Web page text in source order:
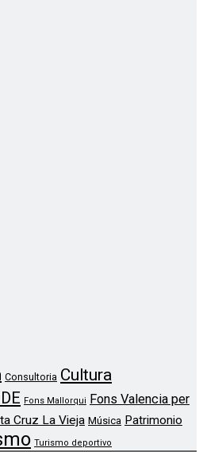
Consultoria Cultura
Fons Mallorqui Fons Valencia per
Cruz La Vieja Música Patrimonio
Turismo deportivo